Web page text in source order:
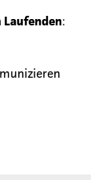
Laufenden: